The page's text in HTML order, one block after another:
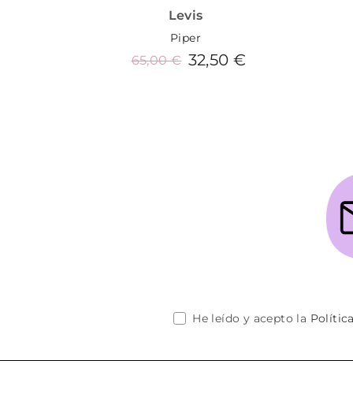
Levis
Piper
32,50 €
65,00 €
He leído y acepto la